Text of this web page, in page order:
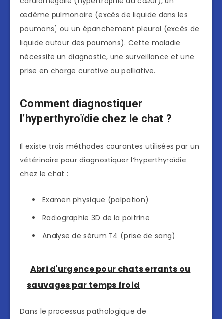
œdème pulmonaire (excès de liquide dans les
poumons) ou un épanchement pleural (excès de
liquide autour des poumons). Cette maladie
nécessite un diagnostic, une surveillance et une
prise en charge curative ou palliative.
Comment diagnostiquer
l’hyperthyroïdie chez le chat ?
Il existe trois méthodes courantes utilisées par un
vétérinaire pour diagnostiquer l’hyperthyroïdie
chez le chat :
Examen physique (palpation)
Radiographie 3D de la poitrine
Analyse de sérum T4 (prise de sang)
Abri d'urgence pour chats errants ou
sauvages par temps froid
Dans le processus pathologique de